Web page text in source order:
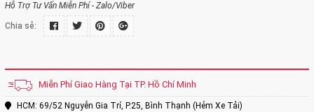
Hỗ Trợ Tư Vấn Miễn Phí - Zalo/Viber
Chia sẻ:
Miễn Phí Giao Hàng Tại TP. Hồ Chí Minh
HCM: 69/52 Nguyễn Gia Trí, P.25, Bình Thạnh (Hẻm Xe Tải)